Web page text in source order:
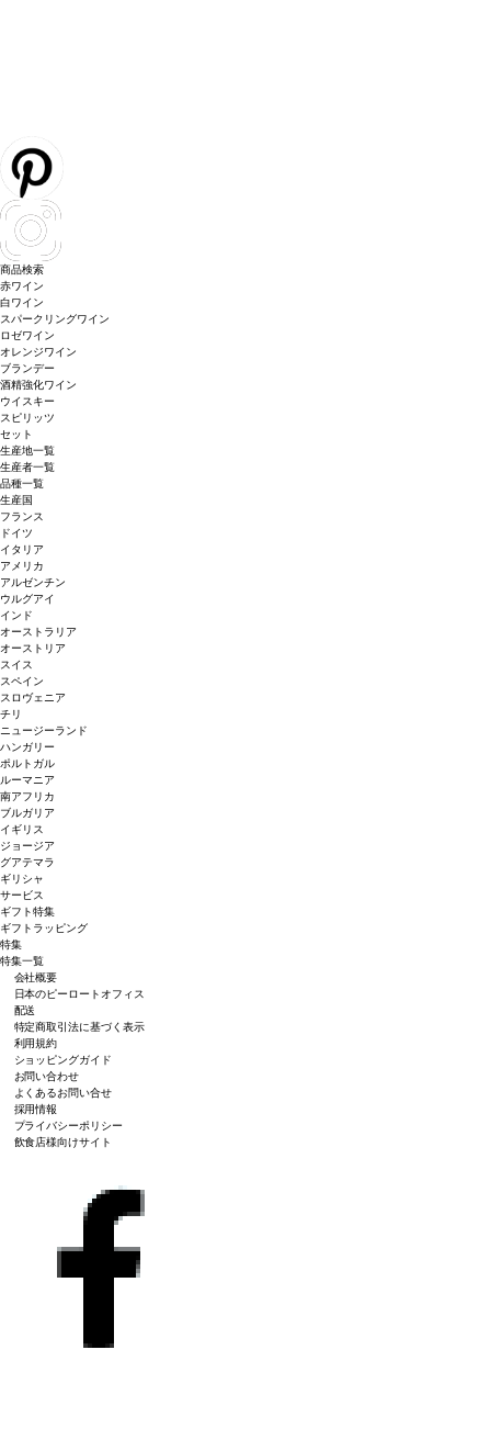
商品検索
赤ワイン
白ワイン
スパークリングワイン
ロゼワイン
オレンジワイン
ブランデー
酒精強化ワイン
ウイスキー
スピリッツ
セット
生産地一覧
生産者一覧
品種一覧
生産国
フランス
ドイツ
イタリア
アメリカ
アルゼンチン
ウルグアイ
インド
オーストラリア
オーストリア
スイス
スペイン
スロヴェニア
チリ
ニュージーランド
ハンガリー
ポルトガル
ルーマニア
南アフリカ
ブルガリア
イギリス
ジョージア
グアテマラ
ギリシャ
サービス
ギフト特集
ギフトラッピング
特集
特集一覧
会社概要
日本のピーロートオフィス
配送
特定商取引法に基づく表示
利用規約
ショッピングガイド
お問い合わせ
よくあるお問い合せ
採用情報
プライバシーポリシー
飲食店様向けサイト